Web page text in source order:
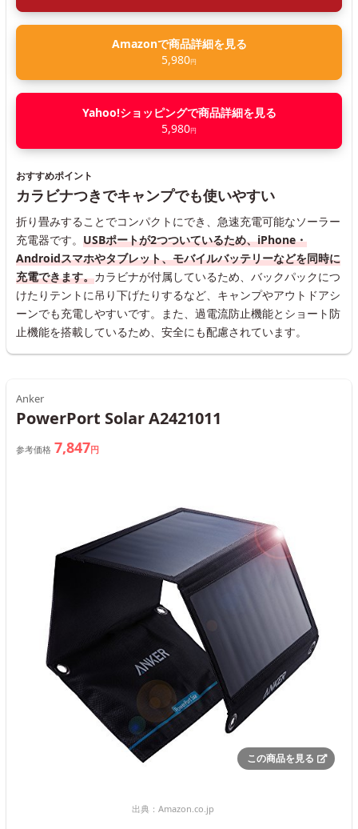
Amazonで商品詳細を見る
5,980円
Yahoo!ショッピングで商品詳細を見る
5,980円
おすすめポイント
カラビナつきでキャンプでも使いやすい
折り畳みすることでコンパクトにでき、急速充電可能なソーラー
充電器です。 USBポートが2つついているため、iPhone・
Androidスマホやタブレット、モバイルバッテリーなどを同時に
充電できます。カラビナが付属しているため、バックパックにつ
けたりテントに吊り下げたりするなど、キャンプやアウトドアシ
ーンでも充電しやすいです。また、過電流防止機能とショート防
止機能を搭載しているため、安全にも配慮されています。
Anker
PowerPort Solar A2421011
参考価格 7,847円
この商品を見る
出典： Amazon.co.jp